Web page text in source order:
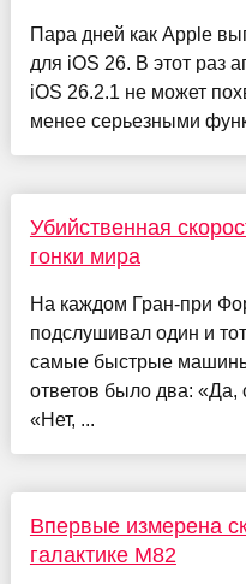
Пара дней как Apple
для iOS 26. В этот раз
iOS 26.2.1 не может
менее серьезными
Убийственная
гонки мира
На каждом Гран-при
подслушивал один и
самые быстрые
ответов было два:
«Нет, ...
Впервые измерена
галактике M82